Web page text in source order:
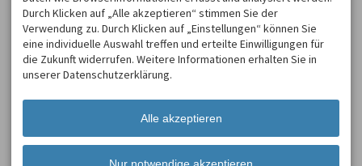
DEUTSCHLAND
Tel. +49 8321 619 465
Fax +49 8321 619 463
info@spirits-of-nature.de
ÖFFNUNGSZEITEN
Mo - So
Durch Klicken auf „Alle akzeptieren“ stimmen Sie der
Verwendung zu. Durch Klicken auf „Einstellungen“ können Sie
eine individuelle Auswahl treffen und erteilte Einwilligungen für
die Zukunft widerrufen. Weitere Informationen erhalten Sie in
unserer Datenschutzerklärung.
Alle akzeptieren